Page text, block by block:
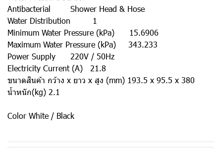
Antibacterial Shower Head & Hose
Water Distribution 1
Minimum Water Pressure (kPa) 15.6906
Maximum Water Pressure (kPa) 343.233
Power Supply 220V / 50Hz
Electricity Current (A) 21.8
ขนาดสินค้า กว้าง x ยาว x สูง (mm) 193.5 x 95.5 x 380
น้ำหนัก(kg) 2.1
Color White / Black